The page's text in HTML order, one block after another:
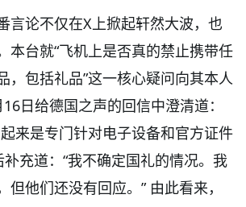
言论不仅在X上掀起轩然大波，也
本台就“飞机上是否真的禁止携带任
，包括礼品”这一核心疑问向其本人
日给德国之声的回信中澄清道：
来是专门针对电子设备和官方证件
补充道：“我不确定国礼的情况。我
但他们还没有回应。” 由此看来，